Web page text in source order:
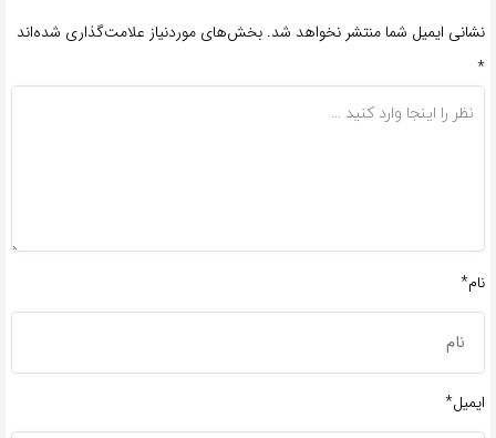
نشانی ایمیل شما منتشر نخواهد شد. بخش‌های موردنیاز علامت‌گذاری شده‌اند
*
نام*
ایمیل*